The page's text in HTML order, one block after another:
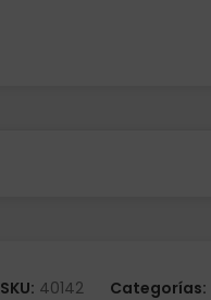
SKU: 40142 Categorías: